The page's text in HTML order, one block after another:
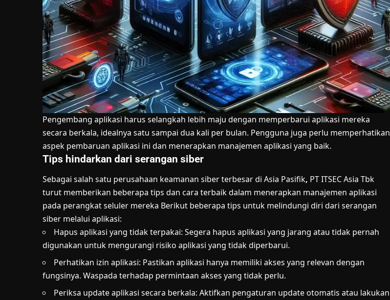
Pengembang aplikasi harus selangkah lebih maju dengan memperbarui aplikasi mereka
secara berkala, idealnya satu sampai dua kali per bulan. Pengguna juga perlu memperhatikan
aspek pembaruan aplikasi ini dan menerapkan manajemen aplikasi yang baik.
Tips hindarkan dari serangan siber
Sebagai salah satu perusahaan keamanan siber terbesar di Asia Pasifik, PT ITSEC Asia Tbk
turut memberikan beberapa tips dan cara terbaik dalam menerapkan manajemen aplikasi
pada perangkat seluler mereka Berikut beberapa tips untuk melindungi diri dari serangan
siber melalui aplikasi:
Hapus aplikasi yang tidak terpakai: Segera hapus aplikasi yang jarang atau tidak pernah
digunakan untuk mengurangi risiko aplikasi yang tidak diperbarui.
Perhatikan izin aplikasi: Pastikan aplikasi hanya memiliki akses yang relevan dengan
fungsinya. Waspada terhadap permintaan akses yang tidak perlu.
Periksa update aplikasi secara berkala: Aktifkan pengaturan update otomatis atau lakukan